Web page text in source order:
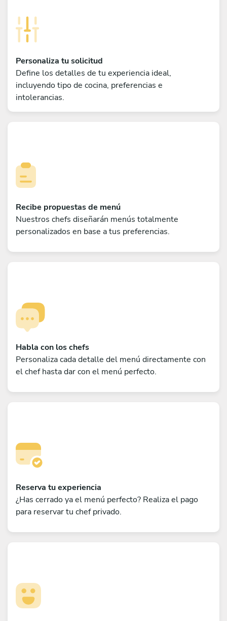
Personaliza tu solicitud
Define los detalles de tu experiencia ideal,
incluyendo tipo de cocina, preferencias e
intolerancias.
Recibe propuestas de menú
Nuestros chefs diseñarán menús totalmente
personalizados en base a tus preferencias.
Habla con los chefs
Personaliza cada detalle del menú directamente con
el chef hasta dar con el menú perfecto.
Reserva tu experiencia
¿Has cerrado ya el menú perfecto? Realiza el pago
para reservar tu chef privado.